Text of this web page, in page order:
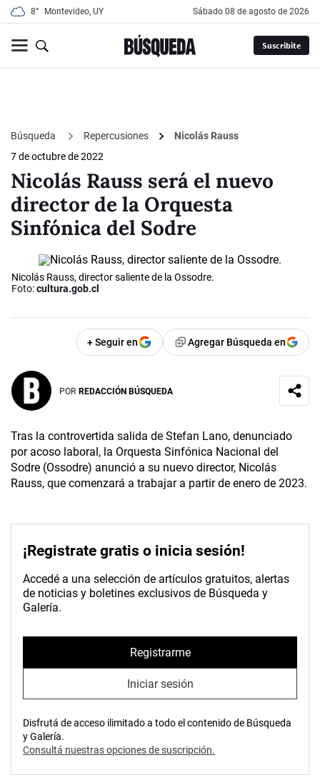
8° Montevideo, UY sábado 08 de agosto de 2026
Suscribite
Búsqueda Repercusiones
Nicolás Rauss
7 de octubre de 2022
Nicolás Rauss será el nuevo
director de la Orquesta
Sinfónica del Sodre
Nicolás Rauss, director saliente de la Ossodre.
Foto:cultura.gob.cl
+ Seguir en Agregar Búsqueda en
POR REDACCIÓN BÚSQUEDA
Tras la controvertida salida de Stefan Lano, denunciado
por acoso laboral, la Orquesta Sinfónica Nacional del
Sodre (Ossodre) anunció a su nuevo director, Nicolás
Rauss, que comenzará a trabajar a partir de enero de 2023.
¡Registrate gratis o inicia sesión!
Accedé a una selección de artículos gratuitos, alertas
de noticias y boletines exclusivos de Búsqueda y
Galería.
Registrarme
Iniciar sesión
Disfrutá de acceso ilimitado a todo el contenido de Búsqueda
y Galería.
Consultá nuestras opciones de suscripción.